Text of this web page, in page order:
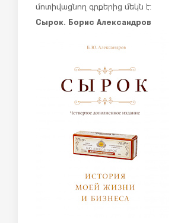
մոտիվացնող գրքերից մեկն է:
Сырок. Борис Александров